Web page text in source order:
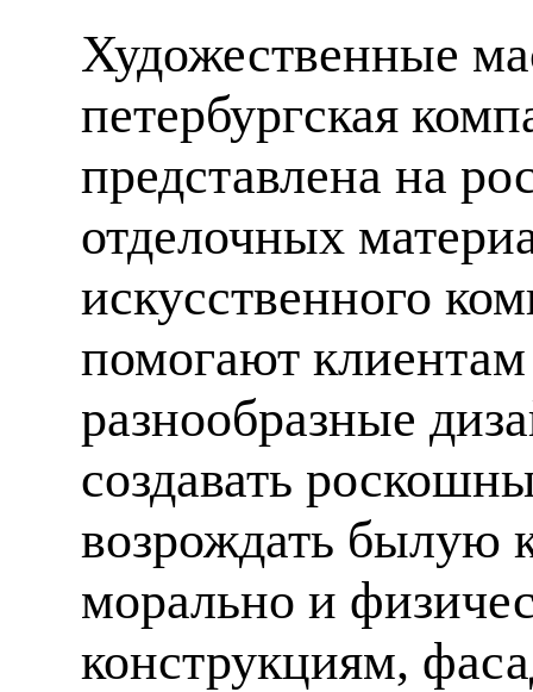
Художественные
петербургская
представлена на
отделочных
искусственного
помогают
разнообразные
создавать
возрождать былую
морально и
конструкциям,